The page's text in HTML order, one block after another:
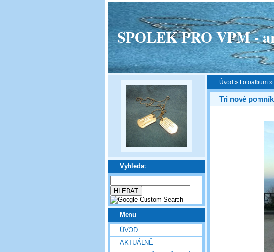
SPOLEK PRO VPM -
Vyhledat
Menu
ÚVOD
AKTUÁLNĚ
Úvod » Fotoalbum »
Tri nové